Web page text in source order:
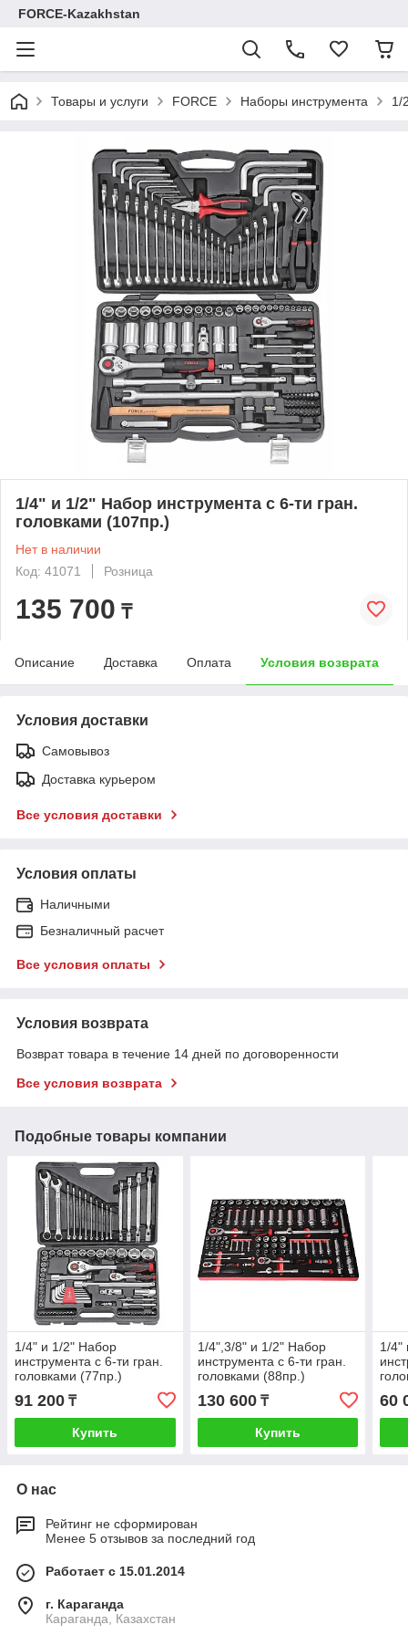
FORCE-Kazakhstan
Товары и услуги FORCE Наборы инструмента 1/
1/4" и 1/2" Набор инструмента с 6-ти гран.
головками (107пр.)
Нет в наличии
Код: 41071
Розница
135 700 ₸
Описание Доставка Оплата Условия возврата
Условия доставки
Самовывоз
Доставка курьером
Все условия доставки
Условия оплаты
Наличными
Безналичный расчет
Все условия оплаты
Условия возврата
Возврат товара в течение 14 дней по договоренности
Все условия возврата
Подобные товары компании
1/4" и 1/2" Набор
инструмента с 6-ти гран.
головками (77пр.)
91 200 ₸
Купить
1/4",3/8" и 1/2" Набор
инструмента с 6-ти гран.
головками (88пр.)
(580х370мм) ложемент
130 600₸
Купить
1/4"
60
О нас
Рейтинг не сформирован
Менее 5 отзывов за последний год
Работает с 15.01.2014
г. Караганда
Караганда, Казахстан